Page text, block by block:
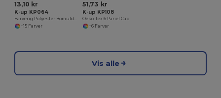
13,10 kr
K-up KP064
Farverig Polyester Bomulds Bandana
+15 Farver
51,73 kr
K-up KP108
Oeko-Tex 6 Panel Cap
+6 Farver
Vis alle